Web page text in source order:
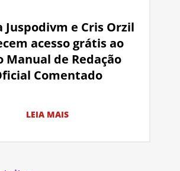
Juspodivm e Cris Orzil
acesso grátis ao
Manual de Redação
Comentado
LEIA MAIS